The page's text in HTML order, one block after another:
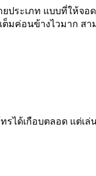
ยประเภท แบบที่ให้
มค่อนข้างไวมาก สา
ด้เกือบตลอด แต่เล่น